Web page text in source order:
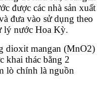
được các nhà sản xuất
đưa vào sử dụng theo
lý nước Hoa Kỳ.
dioxit mangan (MnO2)
khai thác bằng 2
lò chính là nguồn